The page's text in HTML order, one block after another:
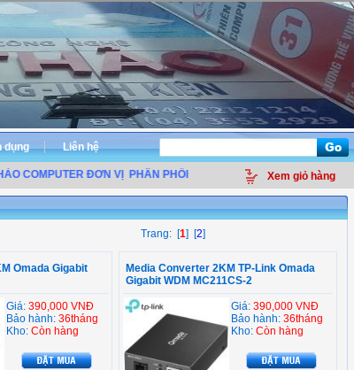
dụng Liên hệ
COMPUTER ĐƠN VỊ PHÂN PHỐI LINH KIỆN ĐIỆN TỬ MÁY TÍNH -
Xem giỏ hàng
Trang: [1] [2]
Omada Gigabit
Giá: 390,000 VNĐ
Bảo hành: 36tháng
Kho: Còn hàng
Media Converter 2KM TP-Link Omada
Gigabit WDM MC211CS-2
Giá: 390,000 VNĐ
Bảo hành: 36tháng
Kho: Còn hàng